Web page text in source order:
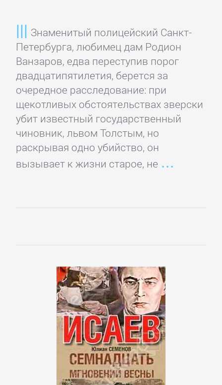
Знаменитый полицейский Санкт-
Петербурга, любимец дам Родион
Ванзаров, едва переступив порог
двадцатипятилетия, берется за
очередное расследование: при
щекотливых обстоятельствах зверски
убит известный государственный
чиновник, львом Толстым, но
раскрывая одно убийство, он
вызывает к жизни старое, не
дело
Бухучет,
налогообложение,
аудит
ВЭД
Делопроизводство
культура
финансы